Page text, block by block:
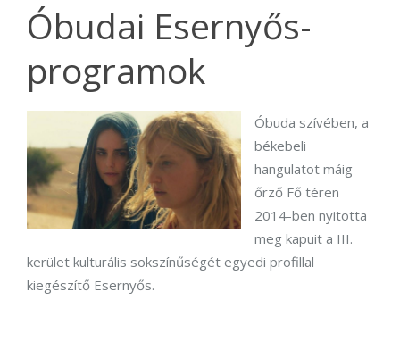
Óbudai Esernyős-
programok
Óbuda szívében, a
békebeli
hangulatot máig
őrző Fő téren
2014-ben nyitotta
meg kapuit a III.
kerület kulturális sokszínűségét egyedi profillal
kiegészítő Esernyős.